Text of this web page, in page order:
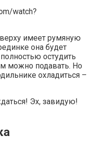
watch?
имеет румяную
она будет
остудить
можно подавать. Но
охладиться –
Эх, завидую!